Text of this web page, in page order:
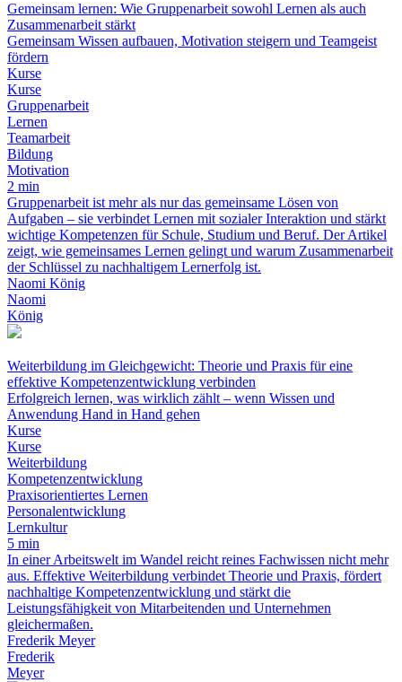
Gemeinsam lernen: Wie Gruppenarbeit sowohl Lernen als auch
Zusammenarbeit stärkt
Gemeinsam Wissen aufbauen, Motivation steigern und Teamgeist
fördern
Kurse
Kurse
Gruppenarbeit
Lernen
Teamarbeit
Bildung
Motivation
2 min
Gruppenarbeit ist mehr als nur das gemeinsame Lösen von
Aufgaben – sie verbindet Lernen mit sozialer Interaktion und stärkt
wichtige Kompetenzen für Schule, Studium und Beruf. Der Artikel
zeigt, wie gemeinsames Lernen gelingt und warum Zusammenarbeit
der Schlüssel zu nachhaltigem Lernerfolg ist.
Naomi König
Naomi
König
Weiterbildung im Gleichgewicht: Theorie und Praxis für eine
effektive Kompetenzentwicklung verbinden
Erfolgreich lernen, was wirklich zählt – wenn Wissen und
Anwendung Hand in Hand gehen
Kurse
Kurse
Weiterbildung
Kompetenzentwicklung
Praxisorientiertes Lernen
Personalentwicklung
Lernkultur
5 min
In einer Arbeitswelt im Wandel reicht reines Fachwissen nicht mehr
aus. Effektive Weiterbildung verbindet Theorie und Praxis, fördert
nachhaltige Kompetenzentwicklung und stärkt die
Leistungsfähigkeit von Mitarbeitenden und Unternehmen
gleichermaßen.
Frederik Meyer
Frederik
Meyer